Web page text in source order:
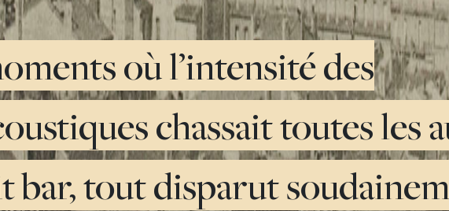
où l’intensité des
chassait toutes les
bar, tout disparut